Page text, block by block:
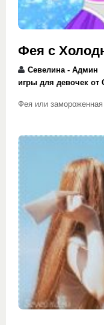
Фея с
Севелина - Админ
игры для девочек от
Фея или замороженная